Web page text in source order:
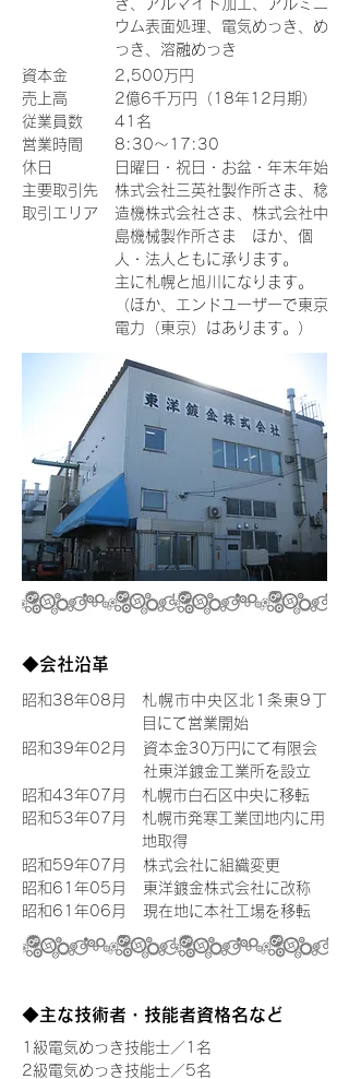
き、アルマイト加工、アルミニ
ウム表面処理、電気めっき、め
っき、溶融めっき
資本金
​売上高
従業員数
営業時間
​休日
​主要取引先
​取引エリア
2,500万円
2億6千万円（18年12月期）
41名
8:30～17:30
​日曜日・祝日・お盆・年末年始
株式会社三英社製作所さま、稔
造機株式会社さま、株式会社中
島機械製作所さま ほか、個
人・法人ともに承ります。
主に札幌と旭川になります。
（ほか、エンドユーザーで東京
電力（東京）はあります。）
◆会社沿革
昭和38年08月
札幌市中央区北1条東9丁
目にて営業開始
昭和39年02月
資本金30万円にて有限会
社東洋鍍金工業所を設立
昭和43年07月
昭和53年07月
札幌市白石区中央に移転
札幌市発寒工業団地内に用
地取得
昭和59年07月
昭和61年05月
昭和61年06月
株式会社に組織変更
東洋鍍金株式会社に改称
現在地に本社工場を移転
◆主な技術者・技能者資格名など
1級電気めっき技能士／1名
2級電気めっき技能士／5名